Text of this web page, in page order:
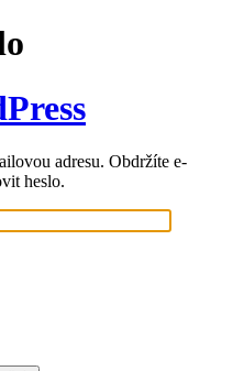
adresu. Obdržíte e-
heslo.